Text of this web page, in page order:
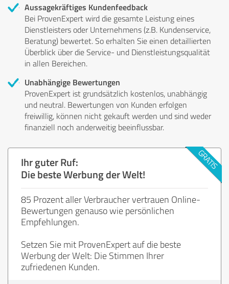
Aussagekräftiges Kundenfeedback
Bei ProvenExpert wird die gesamte Leistung eines
Dienstleisters oder Unternehmens (z.B. Kundenservice,
Beratung) bewertet. So erhalten Sie einen detaillierten
Überblick über die Service- und Dienstleistungsqualität
in allen Bereichen.
Unabhängige Bewertungen
ProvenExpert ist grundsätzlich kostenlos, unabhängig
und neutral. Bewertungen von Kunden erfolgen
freiwillig, können nicht gekauft werden und sind weder
finanziell noch anderweitig beeinflussbar.
Ihr guter Ruf:
Die beste Werbung der Welt!
85 Prozent aller Verbraucher vertrauen Online-
Bewertungen genauso wie persönlichen
Empfehlungen.
Setzen Sie mit ProvenExpert auf die beste
Werbung der Welt: Die Stimmen Ihrer
zufriedenen Kunden.